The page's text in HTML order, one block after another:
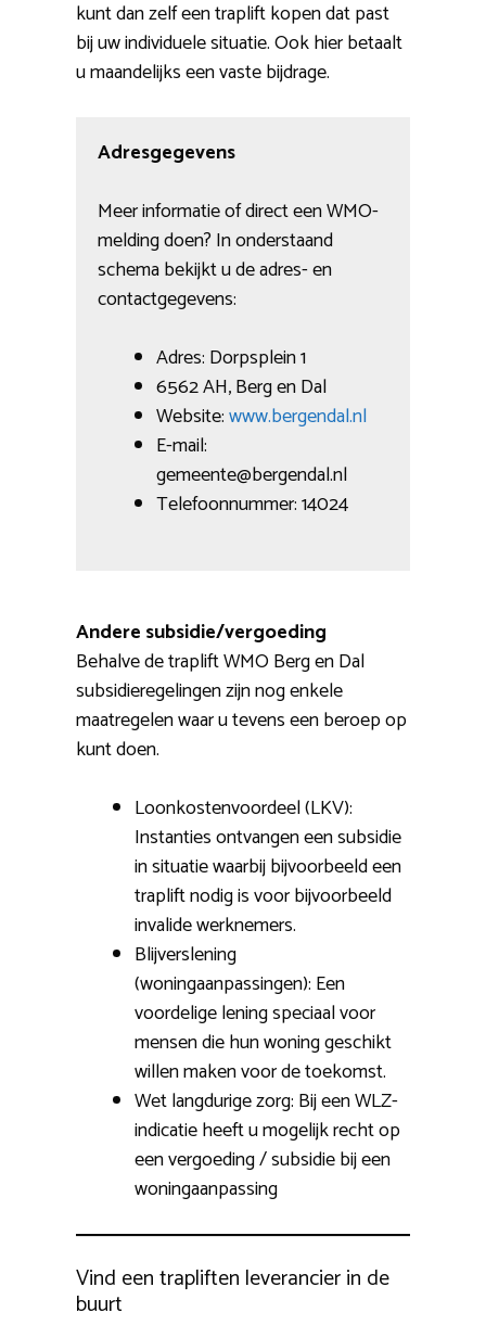
kunt dan zelf een traplift kopen dat past
bij uw individuele situatie. Ook hier betaalt
u maandelijks een vaste bijdrage.
Adresgegevens
Meer informatie of direct een WMO-
melding doen? In onderstaand
schema bekijkt u de adres- en
contactgegevens:
Adres: Dorpsplein 1
6562 AH, Berg en Dal
Website:www.bergendal.nl
E-mail:
gemeente@bergendal.nl
Telefoonnummer: 14024
Andere subsidie/vergoeding
Behalve de traplift WMO Berg en Dal
subsidieregelingen zijn nog enkele
maatregelen waar u tevens een beroep op
kunt doen.
Loonkostenvoordeel (LKV):
Instanties ontvangen een subsidie
in situatie waarbij bijvoorbeeld een
traplift nodig is voor bijvoorbeeld
invalide werknemers.
Blijverslening
(woningaanpassingen): Een
voordelige lening speciaal voor
mensen die hun woning geschikt
willen maken voor de toekomst.
Wet langdurige zorg: Bij een WLZ-
indicatie heeft u mogelijk recht op
een vergoeding / subsidie bij een
woningaanpassing
Vind een trapliften leverancier in de
buurt